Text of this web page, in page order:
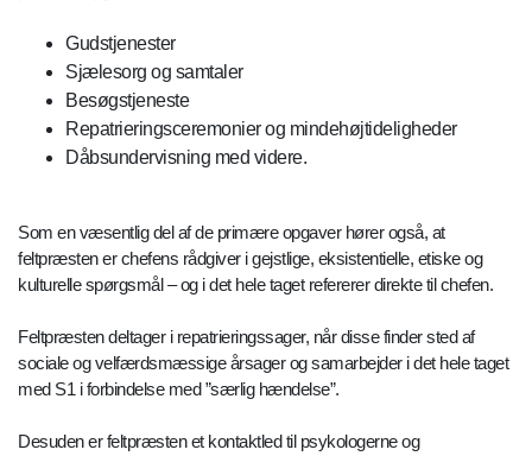
Gudstjenester
Sjælesorg og samtaler
Besøgstjeneste
Repatrieringsceremonier og mindehøjtideligheder
Dåbsundervisning med videre.
Som en væsentlig del af de primære opgaver hører også, at
feltpræsten er chefens rådgiver i gejstlige, eksistentielle, etiske og
kulturelle spørgsmål – og i det hele taget refererer direkte til chefen.
Feltpræsten deltager i repatrieringssager, når disse finder sted af
sociale og velfærdsmæssige årsager og samarbejder i det hele taget
med S1 i forbindelse med ”særlig hændelse”.
Desuden er feltpræsten et kontaktled til psykologerne og